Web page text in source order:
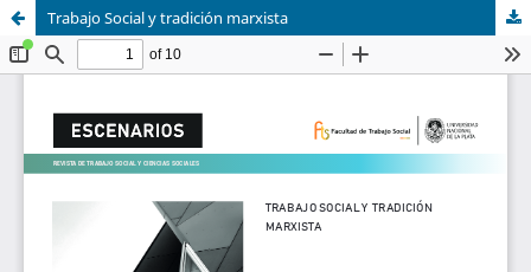
Trabajo Social y tradición marxista